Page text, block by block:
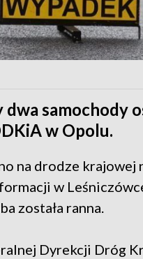
samochody
w Opolu.
na drodze krajowej
w
została ranna.
Dyrekcji Dróg